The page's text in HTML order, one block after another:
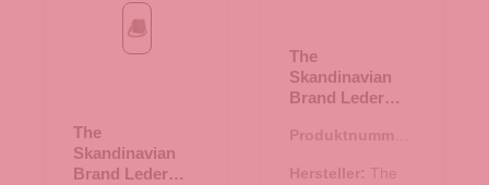
tan
The
Skandinavian
Brand Leder
The
Skandinavian
Brand Leder
Hunter - hunter
Produktnummer:
Hersteller: The